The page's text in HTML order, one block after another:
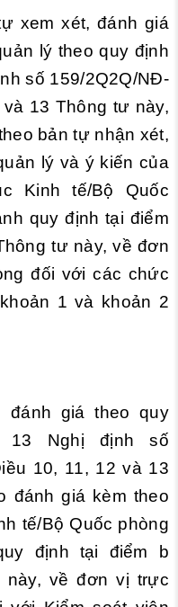
xem xét, đánh giá
lý theo quy định
số 159/2Q2Q/NĐ-
13 Thông tư này,
bản tự nhận xét,
lý và ý kiến của
Kinh tế/Bộ Quốc
quy định tại điểm
tư này, về đơn
đối với các chức
1 và khoản 2
đánh giá theo quy
13 Nghị định số
10, 11, 12 và 13
đánh giá kèm theo
tế/Bộ Quốc phòng
định tại điểm b
về đơn vị trực